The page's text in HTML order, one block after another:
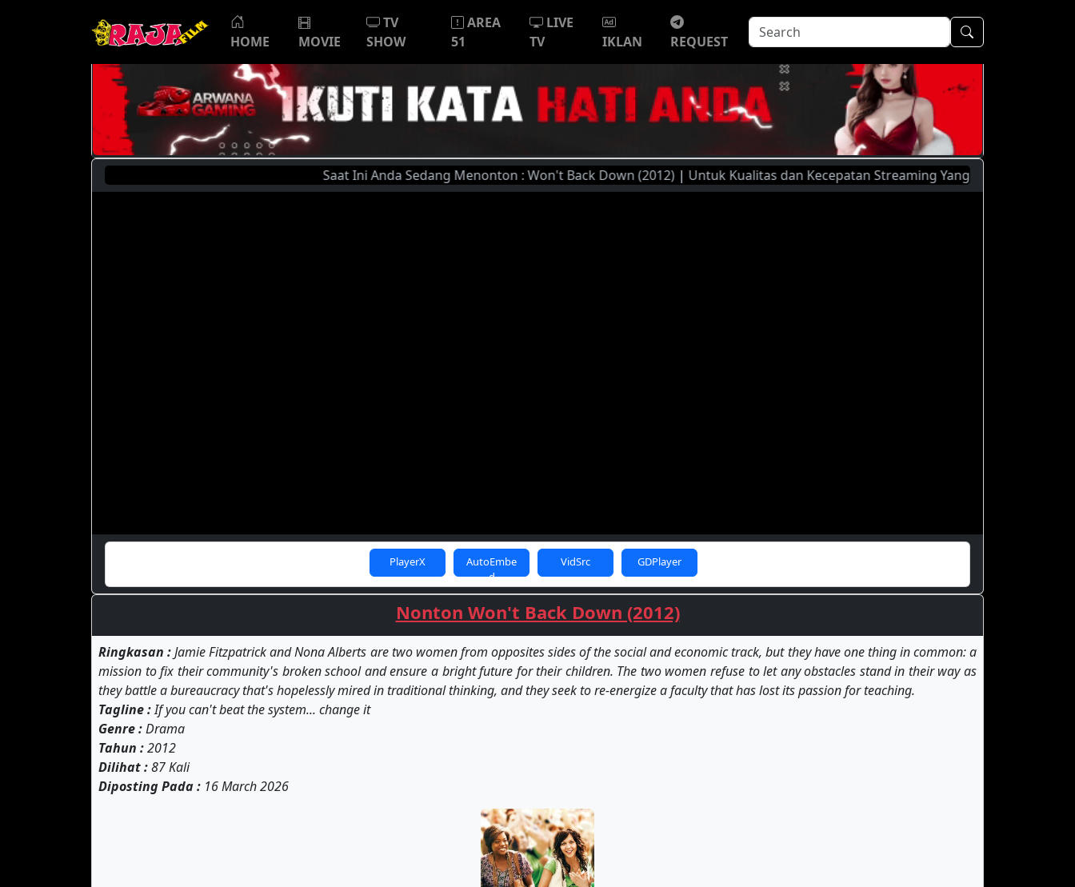
HOME MOVIE
TV
SHOW
AREA
51
LIVE
TV
IKLAN REQUEST
Saat Ini Anda Sedang Menonton : Won't Back Down (2012) | Untuk Kualitas dan Kecepatan Streaming Yang Lebih Baik,
PlayerX
AutoEmbe
d
VidSrc GDPlayer
Nonton Won't Back Down (2012)
Ringkasan :Jamie Fitzpatrick and Nona Alberts are two women from opposites sides of the social and economic track, but they have one thing in common: a
mission to fix their community's broken school and ensure a bright future for their children. The two women refuse to let any obstacles stand in their way as
they battle a bureaucracy that's hopelessly mired in traditional thinking, and they seek to re-energize a faculty that has lost its passion for teaching.
Tagline :If you can't beat the system... change it
Genre :Drama
Tahun :2012
Dilihat :87 Kali
Diposting Pada : 16 March 2026